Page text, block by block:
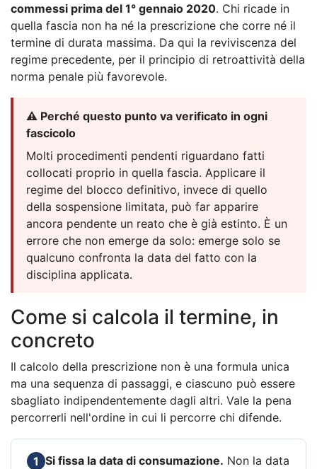
commessi prima del 1° gennaio 2020. Chi ricade in
quella fascia non ha né la prescrizione che corre né il
termine di durata massima. Da qui la reviviscenza del
regime precedente, per il principio di retroattività della
norma penale più favorevole.
⚠️ Perché questo punto va verificato in ogni
fascicolo
Molti procedimenti pendenti riguardano fatti
collocati proprio in quella fascia. Applicare il
regime del blocco definitivo, invece di quello
della sospensione limitata, può far apparire
ancora pendente un reato che è già estinto. È un
errore che non emerge da solo: emerge solo se
qualcuno confronta la data del fatto con la
disciplina applicata.
Come si calcola il termine, in
concreto
Il calcolo della prescrizione non è una formula unica
ma una sequenza di passaggi, e ciascuno può essere
sbagliato indipendentemente dagli altri. Vale la pena
percorrerli nell'ordine in cui li percorre chi difende.
1 Si fissa la data di consumazione. Non la data